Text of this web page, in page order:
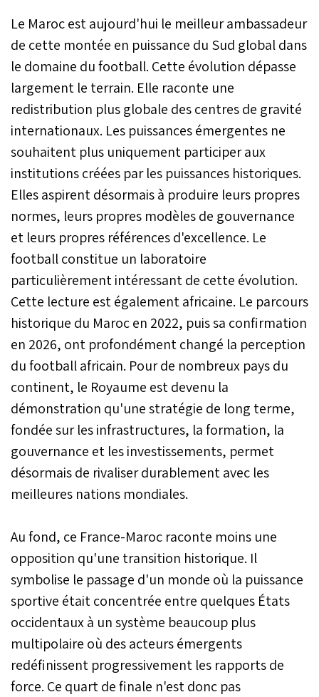
Le Maroc est aujourd'hui le meilleur ambassadeur
de cette montée en puissance du Sud global dans
le domaine du football. Cette évolution dépasse
largement le terrain. Elle raconte une
redistribution plus globale des centres de gravité
internationaux. Les puissances émergentes ne
souhaitent plus uniquement participer aux
institutions créées par les puissances historiques.
Elles aspirent désormais à produire leurs propres
normes, leurs propres modèles de gouvernance
et leurs propres références d'excellence. Le
football constitue un laboratoire
particulièrement intéressant de cette évolution.
Cette lecture est également africaine. Le parcours
historique du Maroc en 2022, puis sa confirmation
en 2026, ont profondément changé la perception
du football africain. Pour de nombreux pays du
continent, le Royaume est devenu la
démonstration qu'une stratégie de long terme,
fondée sur les infrastructures, la formation, la
gouvernance et les investissements, permet
désormais de rivaliser durablement avec les
meilleures nations mondiales.
Au fond, ce France-Maroc raconte moins une
opposition qu'une transition historique. Il
symbolise le passage d'un monde où la puissance
sportive était concentrée entre quelques États
occidentaux à un système beaucoup plus
multipolaire où des acteurs émergents
redéfinissent progressivement les rapports de
force. Ce quart de finale n'est donc pas